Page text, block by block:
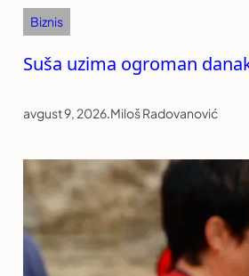
Biznis
Suša uzima ogroman
avgust 9, 2026.Miloš Radovanović